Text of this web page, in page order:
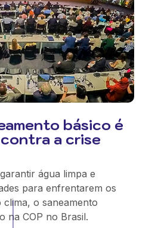
básico é
a crise
água limpa e
para enfrentarem os
o saneamento
na COP no Brasil.